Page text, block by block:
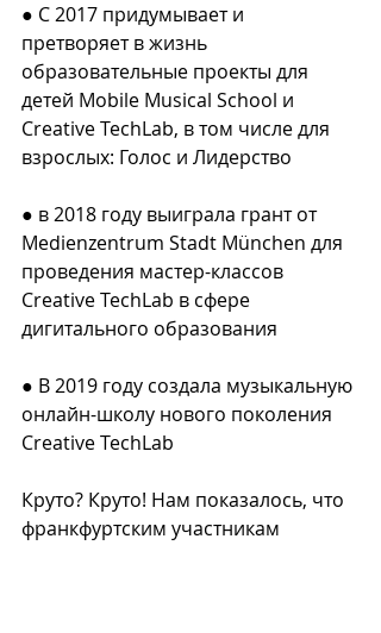
● С 2017 придумывает и
претворяет в жизнь
образовательные проекты для
детей Mobile Musical School и
Creative TechLab, в том числе для
взрослых: Голос и Лидерство⠀
● в 2018 году выиграла грант от
Medienzentrum Stadt München для
проведения мастер-классов
Creative TechLab в сфере
дигитального образования⠀
● В 2019 году создала музыкальную
онлайн-школу нового поколения
Creative TechLab⠀
Круто? Круто! Нам показалось, что
франкфуртским участникам